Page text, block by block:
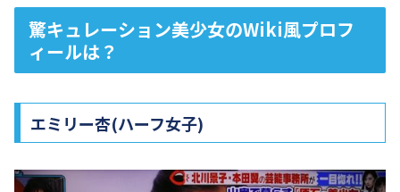
驚キュレーション美少女のWiki風プロフ
ィールは？
エミリー杏(ハーフ女子)